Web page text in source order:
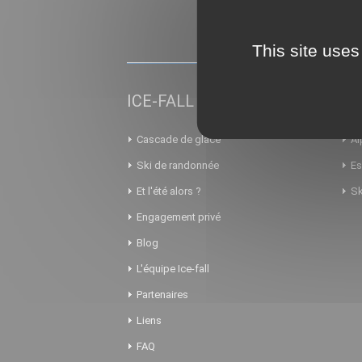
ICE-FALL
Cascade de glace
Ski de randonnée
Et l'été alors ?
Engagement privé
Blog
L'équipe Ice-fall
Partenaires
Liens
FAQ
This site